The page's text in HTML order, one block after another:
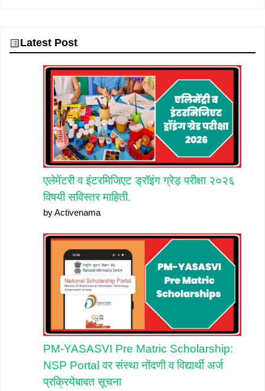
Latest Post
एलेमेंटरी व इंटरमिजिएट ड्रॉइंग ग्रेड़ परीक्षा २०२६
विषयी सविस्तर माहिती.
by Activenama
PM-YASASVI Pre Matric Scholarship:
NSP Portal वर संस्था नोंदणी व विद्यार्थी अर्ज
प्रक्रियेबाबत सूचना